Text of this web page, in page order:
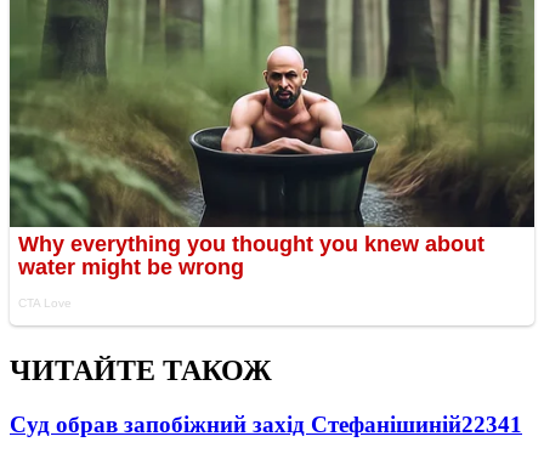
ЧИТАЙТЕ ТАКОЖ
Суд обрав запобіжний захід Стефанішиній22341